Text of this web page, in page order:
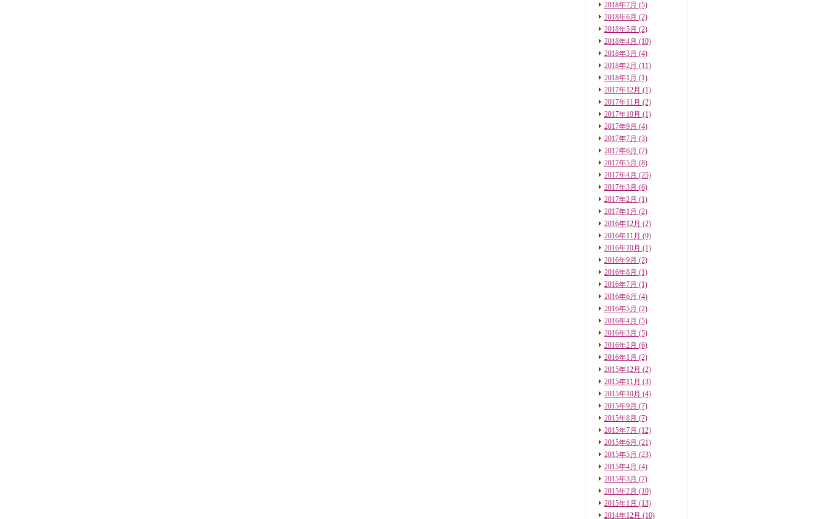
2018年7月 (5)
2018年6月 (2)
2018年5月 (2)
2018年4月 (10)
2018年3月 (4)
2018年2月 (11)
2018年1月 (1)
2017年12月 (1)
2017年11月 (2)
2017年10月 (1)
2017年9月 (4)
2017年7月 (3)
2017年6月 (7)
2017年5月 (8)
2017年4月 (25)
2017年3月 (6)
2017年2月 (1)
2017年1月 (2)
2016年12月 (2)
2016年11月 (9)
2016年10月 (1)
2016年9月 (2)
2016年8月 (1)
2016年7月 (1)
2016年6月 (4)
2016年5月 (2)
2016年4月 (5)
2016年3月 (5)
2016年2月 (6)
2016年1月 (2)
2015年12月 (2)
2015年11月 (3)
2015年10月 (4)
2015年9月 (7)
2015年8月 (7)
2015年7月 (12)
2015年6月 (21)
2015年5月 (23)
2015年4月 (4)
2015年3月 (7)
2015年2月 (10)
2015年1月 (13)
2014年12月 (10)